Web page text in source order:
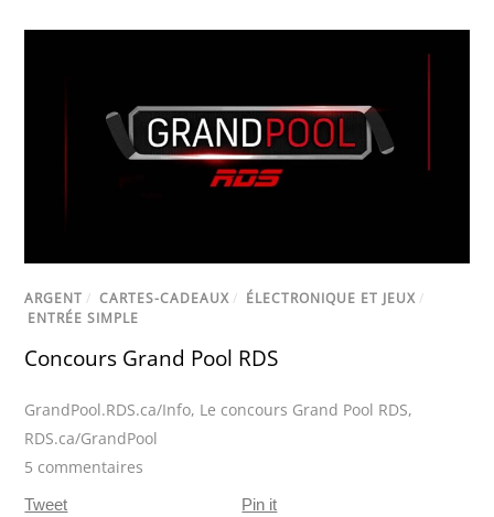
ARGENT / CARTES-CADEAUX / ÉLECTRONIQUE ET JEUX /
ENTRÉE SIMPLE
Concours Grand Pool RDS
GrandPool.RDS.ca/Info, Le concours Grand Pool RDS,
RDS.ca/GrandPool
5 commentaires
Tweet Pin it